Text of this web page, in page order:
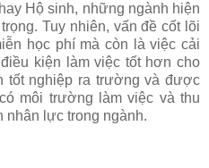
Hộ sinh, những ngành hiện
Tuy nhiên, vấn đề cốt lõi
học phí mà còn là việc cải
kiện làm việc tốt hơn cho
tốt nghiệp ra trường và được
môi trường làm việc và thu
nhân lực trong ngành.